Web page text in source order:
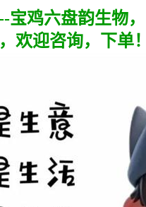
宝鸡六盘韵生物，
欢迎咨询，下单！